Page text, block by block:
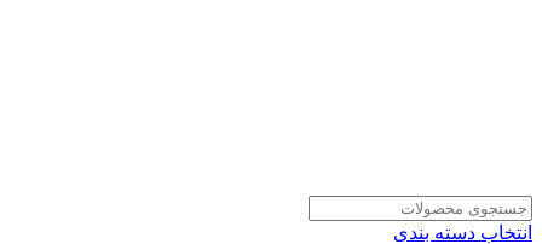
انتخاب دسته بندی